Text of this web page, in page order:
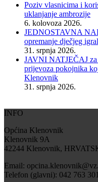
Poziv vlasnicima i
uklanjanje ambrozije
6. kolovoza 2026.
JEDNOSTAVNA
opremanje dječjeg
31. srpnja 2026.
JAVNI NATJEČAJ za
prijevoza pokojnika
Klenovnik
31. srpnja 2026.
INFO
Općina Klenovnik
Klenovnik 9A
42244 Klenovnik,
Email:
Telefon (glavni): 042 763 301